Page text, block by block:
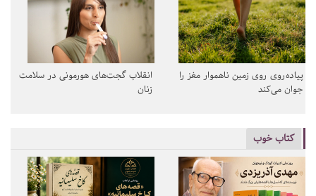
پیاده‌روی روی زمین ناهموار مغز را
جوان می‌کند
انقلاب گجت‌های هورمونی در سلامت
زنان
کتاب خوب